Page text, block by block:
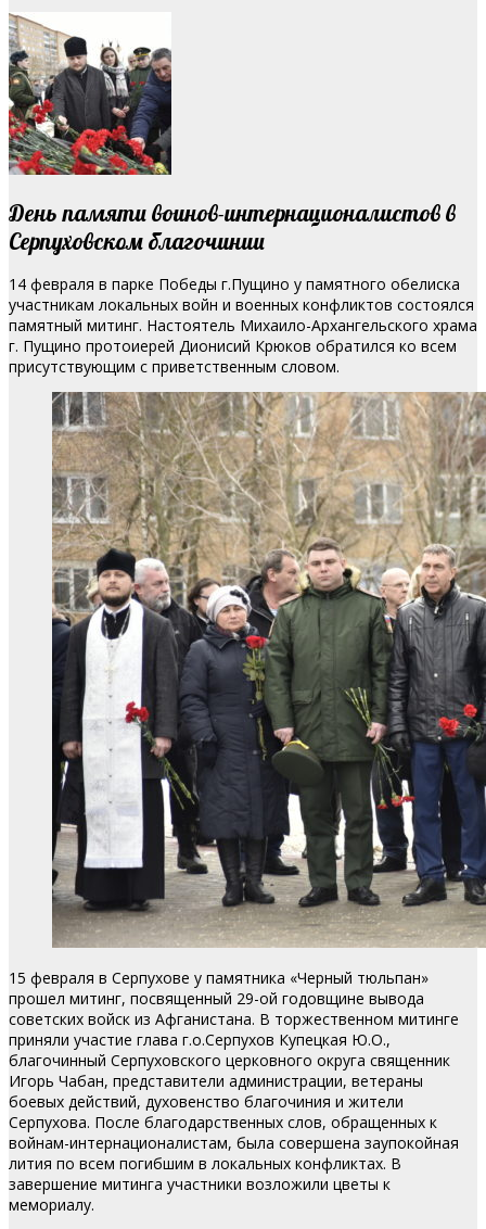
День памяти воинов-интернационалистов в
Серпуховском благочинии
14 февраля в парке Победы г.Пущино у памятного обелиска
участникам локальных войн и военных конфликтов состоялся
памятный митинг. Настоятель Михаило-Архангельского храма
г. Пущино протоиерей Дионисий Крюков обратился ко всем
присутствующим с приветственным словом.
15 февраля в Серпухове у памятника «Черный тюльпан»
прошел митинг, посвященный 29-ой годовщине вывода
советских войск из Афганистана. В торжественном митинге
приняли участие глава г.о.Серпухов Купецкая Ю.О.,
благочинный Серпуховского церковного округа священник
Игорь Чабан, представители администрации, ветераны
боевых действий, духовенство благочиния и жители
Серпухова. После благодарственных слов, обращенных к
войнам-интернационалистам, была совершена заупокойная
лития по всем погибшим в локальных конфликтах. В
завершение митинга участники возложили цветы к
мемориалу.